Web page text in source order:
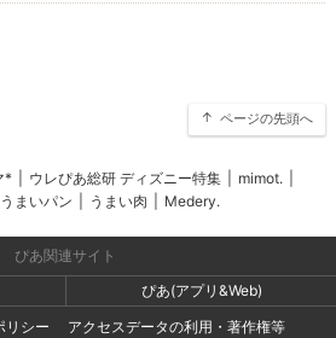
ページの先頭へ
* ウレぴあ総研 ディズニー特集 mimot.
うまいパン うまい肉 Medery.
ぴあ関連サイト
ぴあ(アプリ&Web)
リシー アクセスデータの利用・著作権等